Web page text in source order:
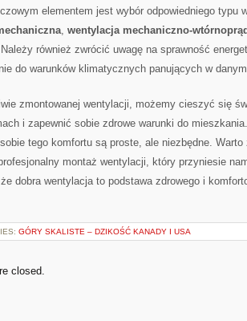
elementem jest wybór odpowiedniego typu
, wentylacja mechaniczno-
również zwrócić ⁢uwagę na sprawność
do warunków klimatycznych panujących w
zmontowanej ⁣wentylacji, możemy cieszyć się
i zapewnić sobie zdrowe warunki‌ do
‍tego komfortu są proste, ale niezbędne.‌
montaż wentylacji,‍ który przyniesie
dobra wentylacja to podstawa zdrowego i
GÓRY SKALISTE – DZIKOŚĆ KANADY I USA
closed.